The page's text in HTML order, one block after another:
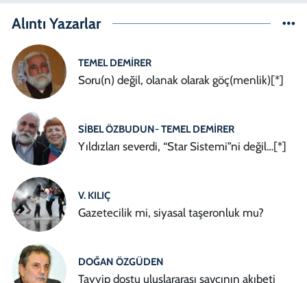
Alıntı Yazarlar
TEMEL DEMIRER
Soru(n) değil, olanak olarak göç(menlik)[*]
SIBEL ÖZBUDUN- TEMEL DEMIRER
Yıldızları severdi, “Star Sistemi”ni değil…[*]
V. KILIÇ
Gazetecilik mi, siyasal taşeronluk mu?
DOĞAN ÖZGÜDEN
Tayyip dostu uluslararası savcının akıbeti